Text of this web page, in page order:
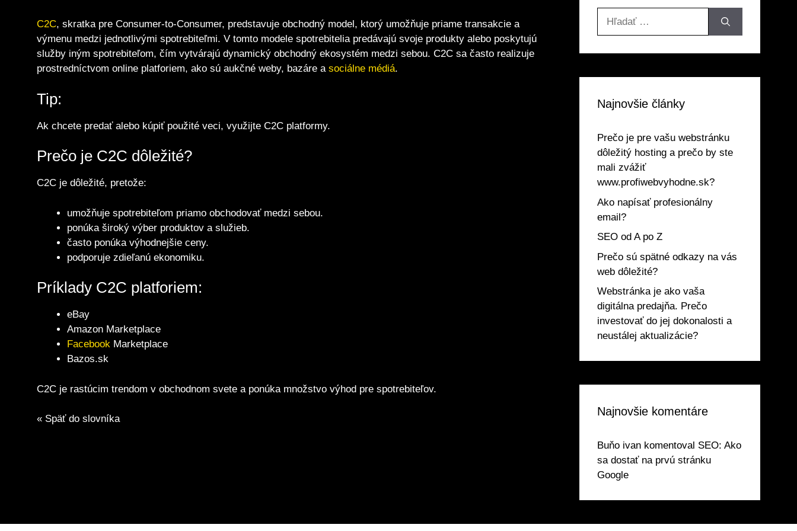
C2C, skratka pre Consumer-to-Consumer, predstavuje obchodný model, ktorý umožňuje priame transakcie a
výmenu medzi jednotlivými spotrebiteľmi. V tomto modele spotrebitelia predávajú svoje produkty alebo poskytujú
služby iným spotrebiteľom, čím vytvárajú dynamický obchodný ekosystém medzi sebou. C2C sa často realizuje
prostredníctvom online platforiem, ako sú aukčné weby, bazáre a sociálne médiá.
Tip:
Ak chcete predať alebo kúpiť použité veci, využijte C2C platformy.
Prečo je C2C dôležité?
C2C je dôležité, pretože:
umožňuje spotrebiteľom priamo obchodovať medzi sebou.
ponúka široký výber produktov a služieb.
často ponúka výhodnejšie ceny.
podporuje zdieľanú ekonomiku.
Príklady C2C platforiem:
eBay
Amazon Marketplace
Facebook Marketplace
Bazos.sk
C2C je rastúcim trendom v obchodnom svete a ponúka množstvo výhod pre spotrebiteľov.
« Späť do slovníka
Najnovšie články
Prečo je pre vašu webstránku
dôležitý hosting a prečo by ste
mali zvážiť
www.profiwebvyhodne.sk?
Ako napísať profesionálny
email?
SEO od A po Z
Prečo sú spätné odkazy na vás
web dôležité?
Webstránka je ako vaša
digitálna predajňa. Prečo
investovať do jej dokonalosti a
neustálej aktualizácie?
Najnovšie komentáre
Buňo ivan komentoval SEO: Ako
sa dostať na prvú stránku
Google